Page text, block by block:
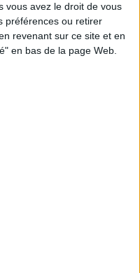
vous avez le droit de vous
préférences ou retirer
revenant sur ce site et en
en bas de la page Web.
AUTOUR DE PARIS ?